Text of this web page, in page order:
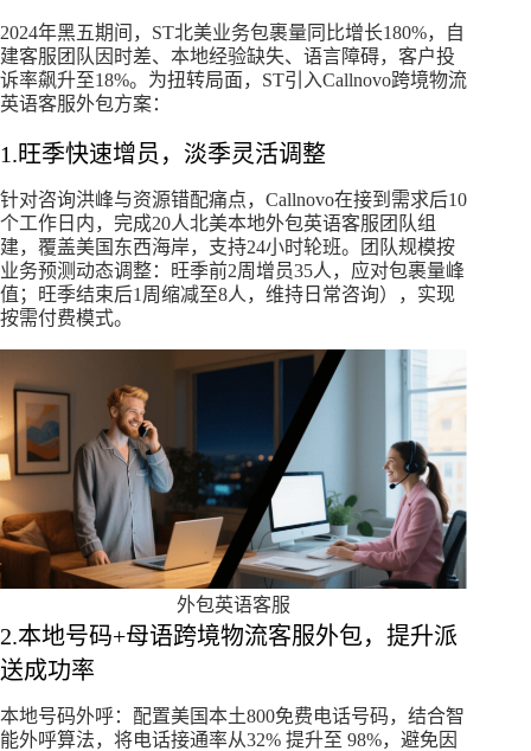
2024年黑五期间，ST北美业务包裹量同比增长180%，自
建客服团队因时差、本地经验缺失、语言障碍，客户投
诉率飙升至18%。为扭转局面，ST引入Callnovo跨境物流
英语客服外包方案：
1.旺季快速增员，淡季灵活调整
针对咨询洪峰与资源错配痛点，Callnovo在接到需求后10
个工作日内，完成20人北美本地外包英语客服团队组
建，覆盖美国东西海岸，支持24小时轮班。团队规模按
业务预测动态调整：旺季前2周增员35人，应对包裹量峰
值；旺季结束后1周缩减至8人，维持日常咨询），实现
按需付费模式。
外包英语客服
2.本地号码+母语跨境物流客服外包，提升派
送成功率
本地号码外呼：配置美国本土800免费电话号码，结合智
能外呼算法，将电话接通率从32% 提升至 98%，避免因